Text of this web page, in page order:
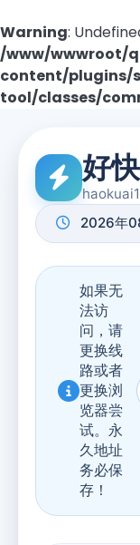
Warning:
/www/wwwroot/
content/plugins/
tool/classes/